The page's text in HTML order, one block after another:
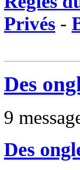
Privés -
Des
9
Des